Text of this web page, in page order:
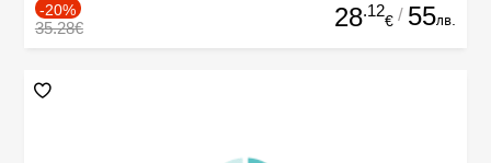
-20%
35.28€ 28.12
€ / 55лв.